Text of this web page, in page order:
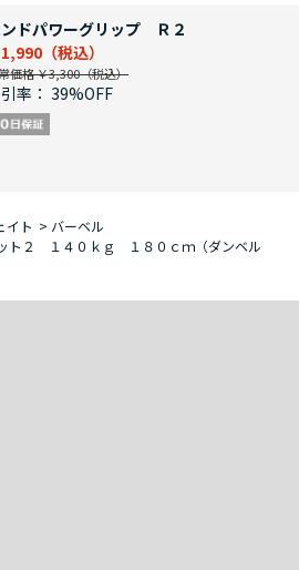
ドパワーグリップ Ｒ２
価格 ￥3,300
率： 39%OFF
イト > バーベル
ト２ １４０ｋｇ １８０ｃｍ（ダンベル